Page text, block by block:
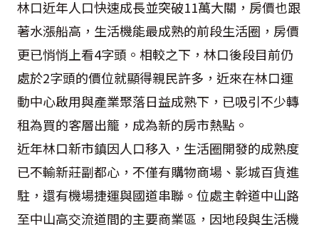
林口近年人口快速成長並突破11萬大關，房價也跟
著水漲船高，生活機能最成熟的前段生活圈，房價
更已悄悄上看4字頭。相較之下，林口後段目前仍
處於2字頭的價位就顯得親民許多，近來在林口運
動中心啟用與產業聚落日益成熟下，已吸引不少轉
租為買的客層出籠，成為新的房市熱點。
近年林口新市鎮因人口移入，生活圈開發的成熟度
已不輸新莊副都心，不僅有購物商場、影城百貨進
駐，還有機場捷運與國道串聯。位處主幹道中山路
至中山高交流道間的主要商業區，因地段與生活機